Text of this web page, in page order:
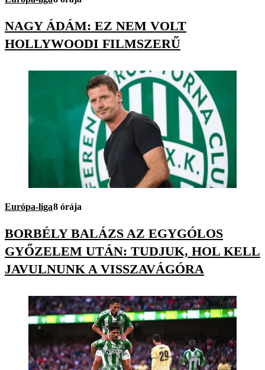
NAGY ÁDÁM: EZ NEM VOLT
HOLLYWOODI FILMSZERŰ
Európa-liga8 órája
BORBÉLY BALÁZS AZ EGYGÓLOS
GYŐZELEM UTÁN: TUDJUK, HOL KELL
JAVULNUNK A VISSZAVÁGÓRA